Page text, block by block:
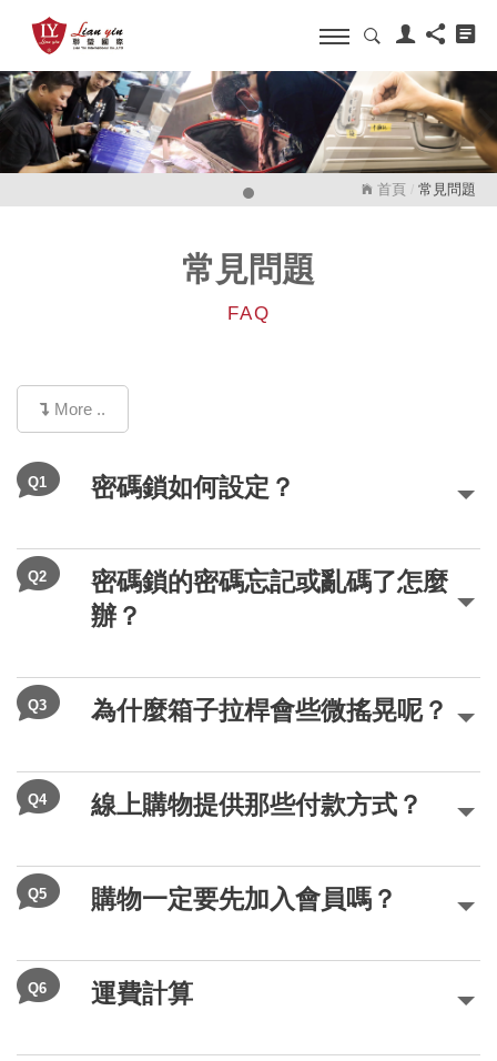
首頁 常見問題
常見問題
FAQ
More ..
Q1 密碼鎖如何設定？
Q2
密碼鎖的密碼忘記或亂碼了怎麼
辦？
Q3 為什麼箱子拉桿會些微搖晃呢？
Q4 線上購物提供那些付款方式？
Q5 購物一定要先加入會員嗎？
Q6 運費計算